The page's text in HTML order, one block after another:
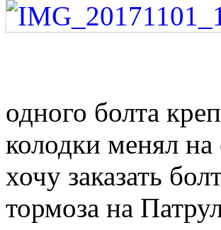
одного болта
колодки менял
хочу заказать
тормоза на